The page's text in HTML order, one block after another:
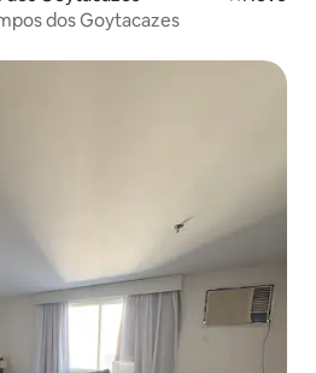
dos Goytacazes